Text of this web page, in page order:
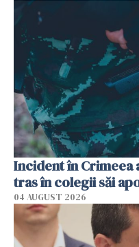
Incident în Crimeea
tras în colegii săi
04 AUGUST 2026